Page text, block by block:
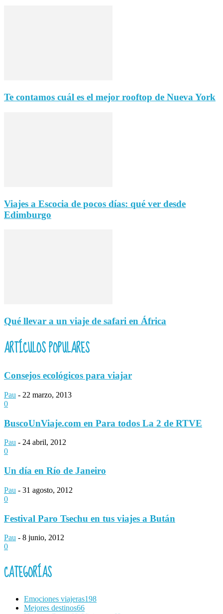
Te contamos cuál es el mejor rooftop de Nueva York
Viajes a Escocia de pocos días: qué ver desde
Edimburgo
Qué llevar a un viaje de safari en África
ARTÍCULOS POPULARES
Consejos ecológicos para viajar
Pau - 22 marzo, 2013
0
BuscoUnViaje.com en Para todos La 2 de RTVE
Pau - 24 abril, 2012
0
Un día en Río de Janeiro
Pau - 31 agosto, 2012
0
Festival Paro Tsechu en tus viajes a Bután
Pau - 8 junio, 2012
0
CATEGORÍAS
Emociones viajeras198
Mejores destinos66